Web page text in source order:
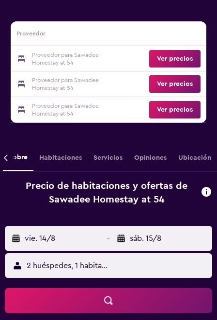
Proveedor
Proveedor para Sawadee
Homestay at 54
Ver precios
Proveedor para Sawadee
Homestay at 54
Ver precios
Proveedor para Sawadee
Homestay at 54
Ver precios
Sobre Habitaciones Servicios Opiniones Ubicación
Precio de habitaciones y ofertas de
Sawadee Homestay at 54
vie. 14/8 - sáb. 15/8
2 huéspedes, 1 habitación